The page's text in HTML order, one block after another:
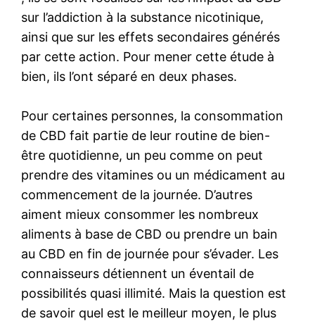
sur l’addiction à la substance nicotinique,
ainsi que sur les effets secondaires générés
par cette action. Pour mener cette étude à
bien, ils l’ont séparé en deux phases.
Pour certaines personnes, la consommation
de CBD fait partie de leur routine de bien-
être quotidienne, un peu comme on peut
prendre des vitamines ou un médicament au
commencement de la journée. D’autres
aiment mieux consommer les nombreux
aliments à base de CBD ou prendre un bain
au CBD en fin de journée pour s’évader. Les
connaisseurs détiennent un éventail de
possibilités quasi illimité. Mais la question est
de savoir quel est le meilleur moyen, le plus